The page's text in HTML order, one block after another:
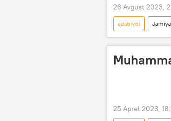
26 Avgust 2023,
adabiyot
Madaniyat
25 Aprel 2023,